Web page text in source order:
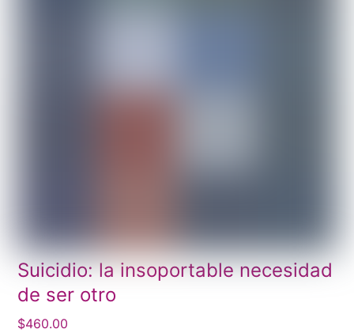
Suicidio: la insoportable necesidad
de ser otro
$460.00